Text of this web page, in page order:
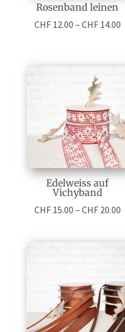
Rosenband leinen
CHF12.00 – CHF14.00
Edelweiss auf
Vichyband
CHF15.00 – CHF20.00